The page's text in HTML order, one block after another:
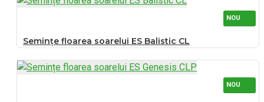
NOU
Semințe floarea soarelui ES Balistic CL
NOU